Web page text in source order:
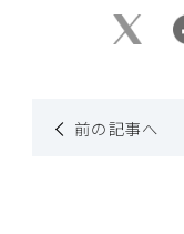
前の記事へ